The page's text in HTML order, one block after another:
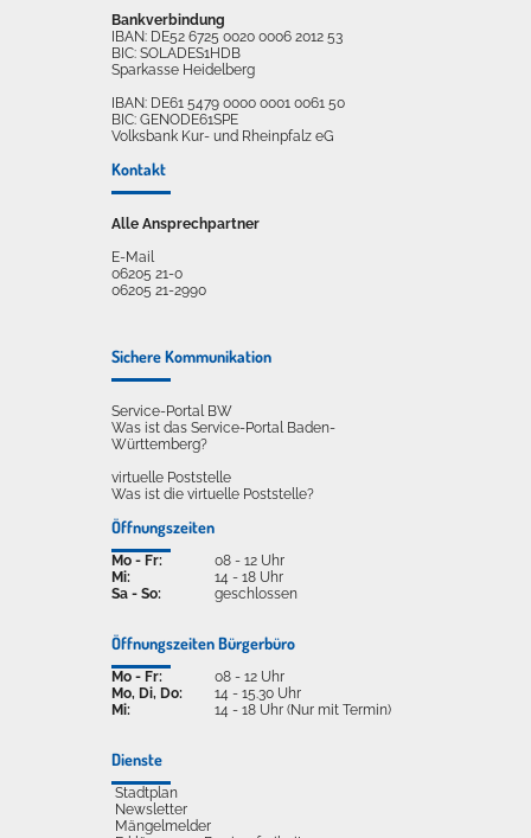
Bankverbindung
IBAN: DE52 6725 0020 0006 2012 53
BIC: SOLADES1HDB
Sparkasse Heidelberg
IBAN: DE61 5479 0000 0001 0061 50
BIC: GENODE61SPE
Volksbank Kur- und Rheinpfalz eG
Kontakt
Alle Ansprechpartner
E-Mail
06205 21-0
06205 21-2990
Sichere Kommunikation
Service-Portal BW
Was ist das Service-Portal Baden-
Württemberg?
virtuelle Poststelle
Was ist die virtuelle Poststelle?
Öffnungszeiten
Mo - Fr:
Mi:
Sa - So:
08 - 12 Uhr
14 - 18 Uhr
geschlossen
Öffnungszeiten Bürgerbüro
Mo - Fr:
Mo, Di, Do:
Mi:
08 - 12 Uhr
14 - 15.30 Uhr
14 - 18 Uhr (Nur mit Termin)
Dienste
Stadtplan
Newsletter
Mängelmelder